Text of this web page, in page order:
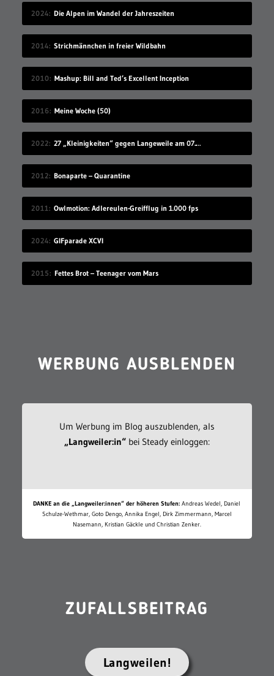
2024 Die Alpen im Wandel der Jahreszeiten
2014 Strichmännchen in freier Wildbahn
2010 Mashup: Bill and Ted’s Excellent Inception
2016 Meine Woche (50)
2022 27 „Kleinigkeiten“ gegen Langeweile am 07.08.2022
2012 Bonaparte – Quarantine
2011 Owlmotion: Adlereulen-Greifflug in 1.000 fps
2024 GIFparade XCVI
2015 Fettes Brot – Teenager vom Mars
WERBUNG AUSBLENDEN
Um Werbung im Blog auszublenden, als
„Langweiler:in“bei Steady einloggen:
DANKE an die „Langweiler:innen“ der höheren Stufen: Andreas Wedel, Daniel
Schulze-Wethmar, Goto Dengo, Annika Engel, Dirk Zimmermann, Marcel
Nasemann, Kristian Gäckle und Christian Zenker.
ZUFALLSBEITRAG
Langweilen!